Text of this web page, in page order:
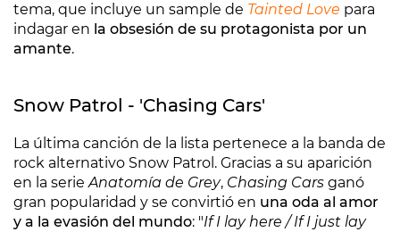
tema, que incluye un sample de Tainted Love para
indagar en la obsesión de su protagonista por un
amante.
Snow Patrol - 'Chasing Cars'
La última canción de la lista pertenece a la banda de
rock alternativo Snow Patrol. Gracias a su aparición
en la serieAnatomía de Grey, Chasing Cars ganó
gran popularidad y se convirtió en una oda al amor
y a la evasión del mundo: "If I lay here / If I just lay